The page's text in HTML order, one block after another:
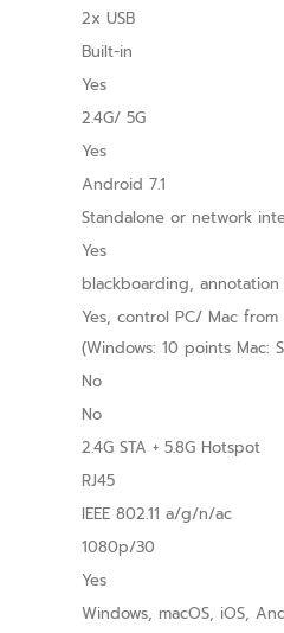
2x USB
Built-in
Yes
2.4G/ 5G
Yes
Android 7.1
Standalone or network
Yes
blackboarding,
Yes, control PC/ Mac
(Windows: 10 points Mac:
No
No
2.4G STA + 5.8G Hotspot
RJ45
IEEE 802.11 a/g/n/ac
1080p/30
Yes
Windows, macOS, iOS,